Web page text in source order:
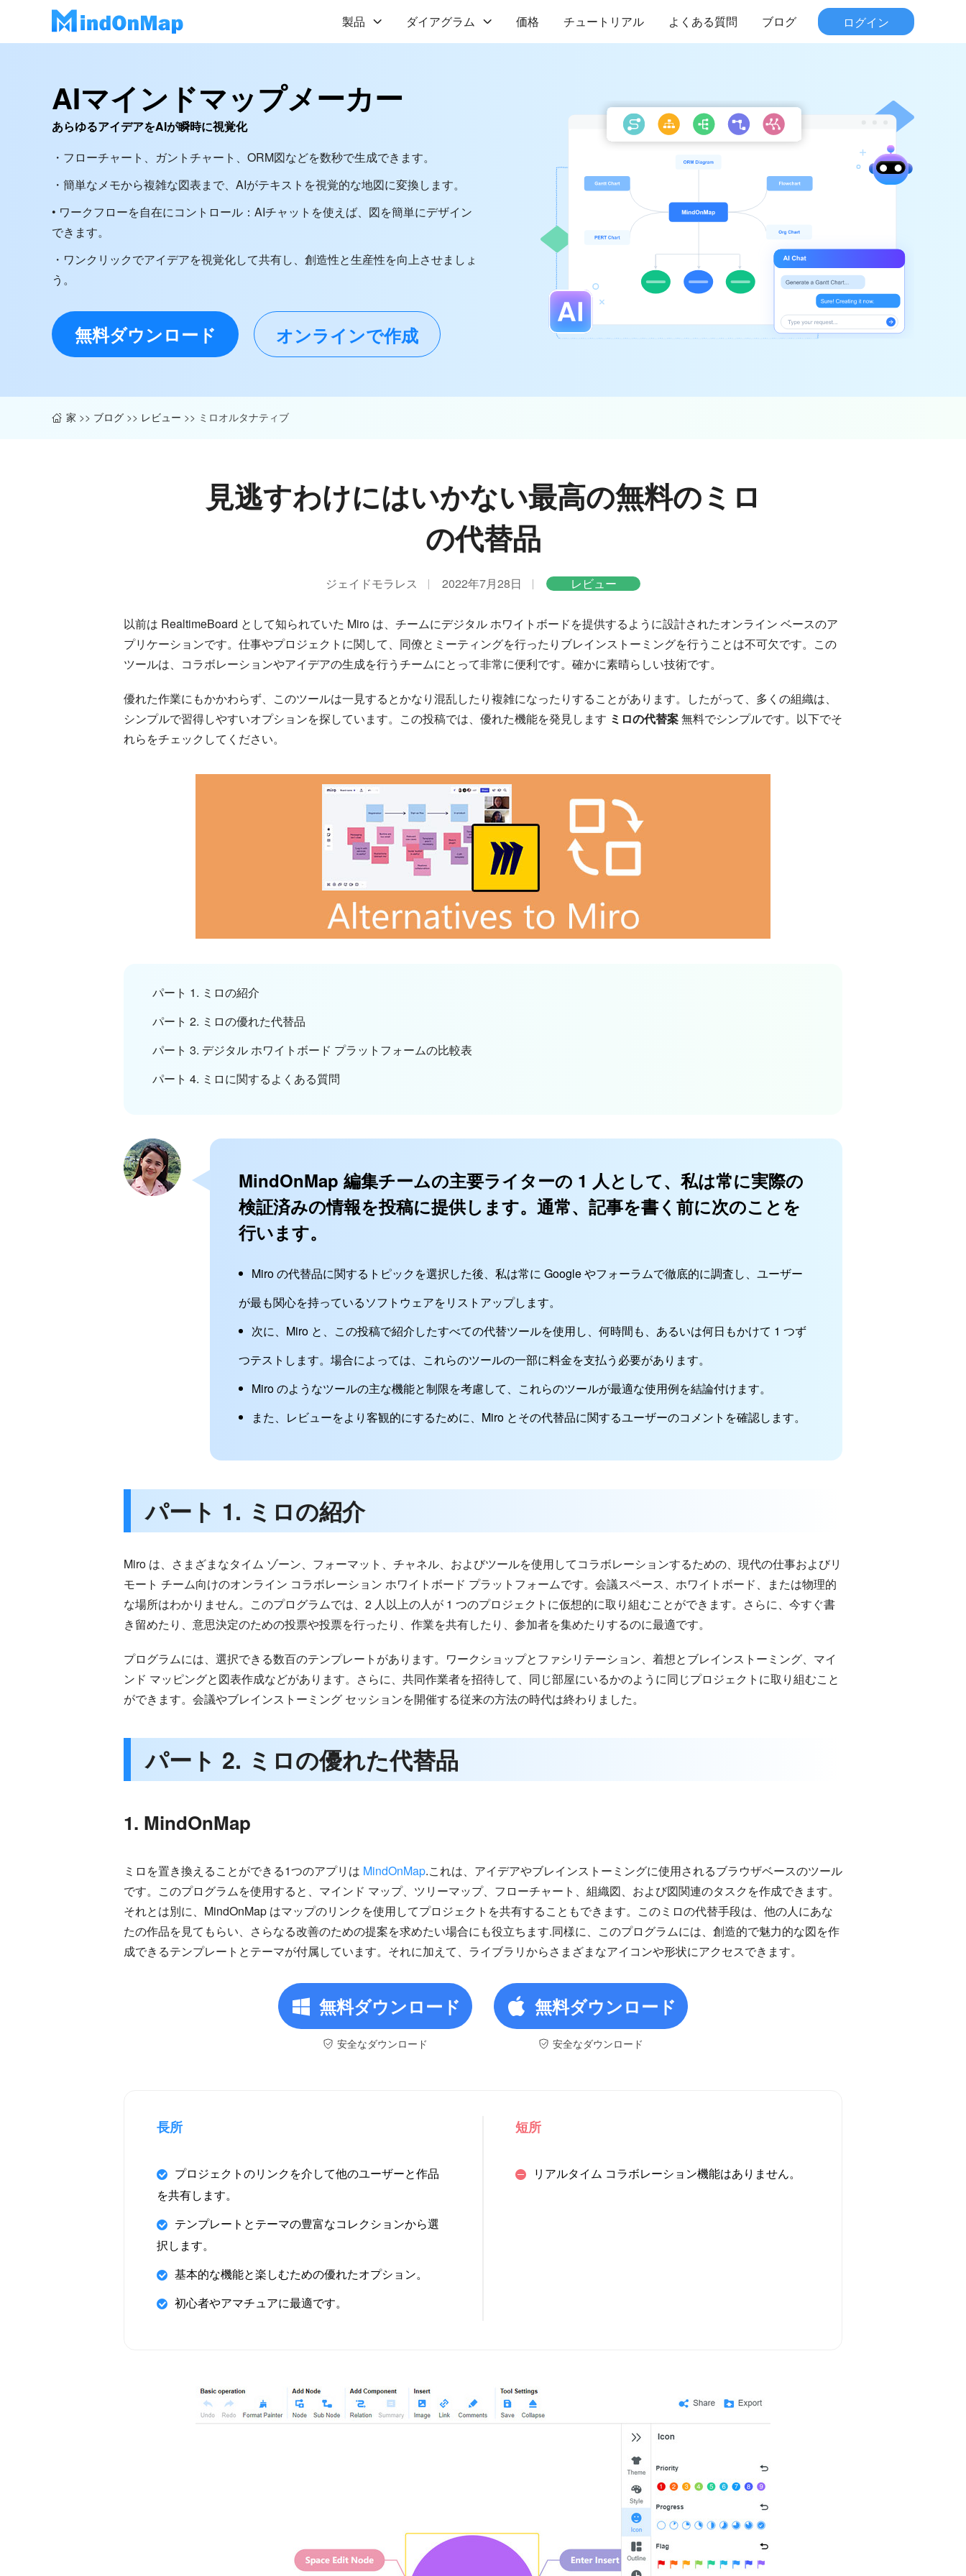
製品 ダイアグラム 価格 チュートリアル よくある質問 ブログ ログイン
AIマインドマップメーカー
あらゆるアイデアをAIが瞬時に視覚化
・フローチャート、ガントチャート、ORM図などを数秒で生成できます。
・簡単なメモから複雑な図表まで、AIがテキストを視覚的な地図に変換します。
• ワークフローを自在にコントロール：AIチャットを使えば、図を簡単にデザイン
できます。
・ワンクリックでアイデアを視覚化して共有し、創造性と生産性を向上させましょ
う。
無料ダウンロード オンラインで作成
家 >> ブログ >> レビュー >> ミロオルタナティブ
見逃すわけにはいかない最高の無料のミロ
の代替品
ジェイドモラレス 2022年7月28日 レビュー
以前は RealtimeBoard として知られていた Miro は、チームにデジタル ホワイトボードを提供するように設計されたオンライン ベースのア
プリケーションです。仕事やプロジェクトに関して、同僚とミーティングを行ったりブレインストーミングを行うことは不可欠です。この
ツールは、コラボレーションやアイデアの生成を行うチームにとって非常に便利です。確かに素晴らしい技術です。
優れた作業にもかかわらず、このツールは一見するとかなり混乱したり複雑になったりすることがあります。したがって、多くの組織は、
シンプルで習得しやすいオプションを探しています。この投稿では、優れた機能を発見します ミロの代替案無料でシンプルです。以下でそ
れらをチェックしてください。
パート 1. ミロの紹介
パート 2. ミロの優れた代替品
パート 3. デジタル ホワイトボード プラットフォームの比較表
パート 4. ミロに関するよくある質問
MindOnMap 編集チームの主要ライターの 1 人として、私は常に実際の
検証済みの情報を投稿に提供します。通常、記事を書く前に次のことを
行います。
Miro の代替品に関するトピックを選択した後、私は常に Google やフォーラムで徹底的に調査し、ユーザー
が最も関心を持っているソフトウェアをリストアップします。
次に、Miro と、この投稿で紹介したすべての代替ツールを使用し、何時間も、あるいは何日もかけて 1 つず
つテストします。場合によっては、これらのツールの一部に料金を支払う必要があります。
Miro のようなツールの主な機能と制限を考慮して、これらのツールが最適な使用例を結論付けます。
また、レビューをより客観的にするために、Miro とその代替品に関するユーザーのコメントを確認します。
パート 1. ミロの紹介
Miro は、さまざまなタイム ゾーン、フォーマット、チャネル、およびツールを使用してコラボレーションするための、現代の仕事およびリ
モート チーム向けのオンライン コラボレーション ホワイトボード プラットフォームです。会議スペース、ホワイトボード、または物理的
な場所はわかりません。このプログラムでは、2 人以上の人が 1 つのプロジェクトに仮想的に取り組むことができます。さらに、今すぐ書
き留めたり、意思決定のための投票や投票を行ったり、作業を共有したり、参加者を集めたりするのに最適です。
プログラムには、選択できる数百のテンプレートがあります。ワークショップとファシリテーション、着想とブレインストーミング、マイ
ンド マッピングと図表作成などがあります。さらに、共同作業者を招待して、同じ部屋にいるかのように同じプロジェクトに取り組むこと
ができます。会議やブレインストーミング セッションを開催する従来の方法の時代は終わりました。
パート 2. ミロの優れた代替品
1. MindOnMap
ミロを置き換えることができる1つのアプリは MindOnMap.これは、アイデアやブレインストーミングに使用されるブラウザベースのツール
です。このプログラムを使用すると、マインド マップ、ツリーマップ、フローチャート、組織図、および図関連のタスクを作成できます。
それとは別に、MindOnMap はマップのリンクを使用してプロジェクトを共有することもできます。このミロの代替手段は、他の人にあな
たの作品を見てもらい、さらなる改善のための提案を求めたい場合にも役立ちます.同様に、このプログラムには、創造的で魅力的な図を作
成できるテンプレートとテーマが付属しています。それに加えて、ライブラリからさまざまなアイコンや形状にアクセスできます。
無料ダウンロード
安全なダウンロード
無料ダウンロード
安全なダウンロード
長所
プロジェクトのリンクを介して他のユーザーと作品
を共有します。
テンプレートとテーマの豊富なコレクションから選
択します。
基本的な機能と楽しむための優れたオプション。
初心者やアマチュアに最適です。
短所
リアルタイム コラボレーション機能はありません。